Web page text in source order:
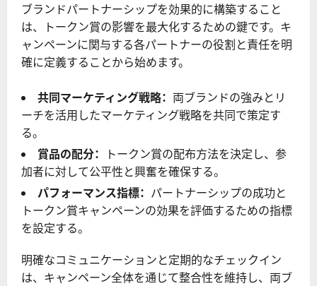
ブランドパートナーシップを効果的に構築すること
は、トークン賞の影響を最大化するための鍵です。キ
ャンペーンに関与する各パートナーの役割と責任を明
確に定義することから始めます。
共同マーケティング戦略： 両ブランドの強みとリ
ーチを活用したマーケティング戦略を共同で策定す
る。
賞品の配分：
トークン賞の配布方法を決定し、参
加者に対して公平性と興奮を確保する。
パフォーマンス指標： パートナーシップの成功と
トークン賞キャンペーンの効果を評価するための指標
を設定する。
明確なコミュニケーションと定期的なチェックイン
は、キャンペーン全体を通じて整合性を維持し、両ブ